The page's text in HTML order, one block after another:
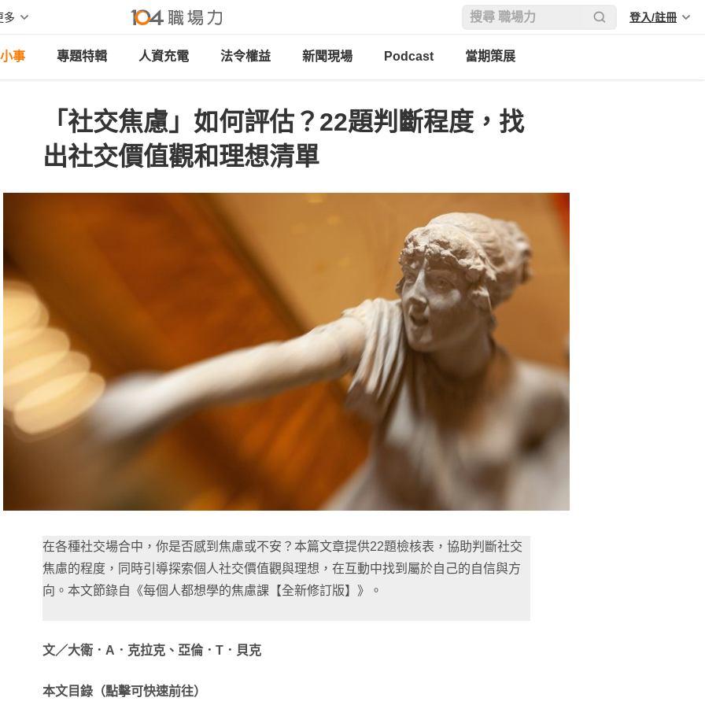
多 登入/註冊
事 專題特輯 人資充電 法令權益 新聞現場 Podcast 當期策展
「社交焦慮」如何評估？22題判斷程度，找
出社交價值觀和理想清單
在各種社交場合中，你是否感到焦慮或不安？本篇文章提供22題檢核表，協助判斷社交
焦慮的程度，同時引導探索個人社交價值觀與理想，在互動中找到屬於自己的自信與方
向。本文節錄自《每個人都想學的焦慮課【全新修訂版】》。
文／大衛．A．克拉克、亞倫．T．貝克
本文目錄（點擊可快速前往）